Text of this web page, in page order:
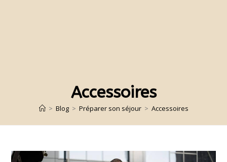
Accessoires
> Blog > Préparer son séjour > Accessoires